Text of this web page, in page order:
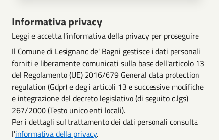
Informativa privacy
Leggi e accetta l'informativa della privacy per proseguire
Il Comune di Lesignano de' Bagni gestisce i dati personali
forniti e liberamente comunicati sulla base dell'articolo 13
del Regolamento (UE) 2016/679 General data protection
regulation (Gdpr) e degli articoli 13 e successive modifiche
e integrazione del decreto legislativo (di seguito d.lgs)
267/2000 (Testo unico enti locali).
Per i dettagli sul trattamento dei dati personali consulta
l'informativa della privacy.